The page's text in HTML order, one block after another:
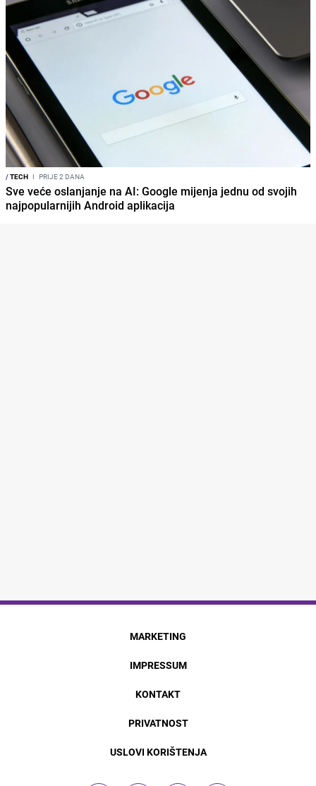
/TECH I PRIJE 2 DANA
Sve veće oslanjanje na AI: Google mijenja jednu od svojih
najpopularnijih Android aplikacija
MARKETING
IMPRESSUM
KONTAKT
PRIVATNOST
USLOVI KORIŠTENJA